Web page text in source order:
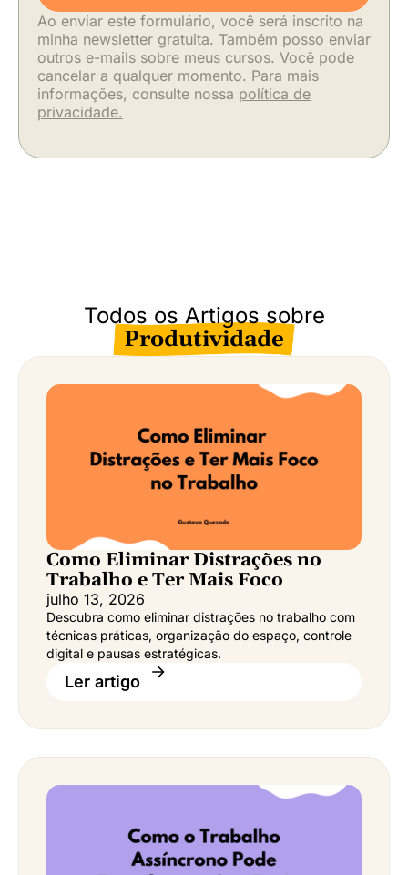
Ao enviar este formulário, você será inscrito na
minha newsletter gratuita. Também posso enviar
outros e-mails sobre meus cursos. Você pode
cancelar a qualquer momento. Para mais
informações, consulte nossa política de
privacidade.
Todos os Artigos sobre
Produtividade
Como Eliminar Distrações no
Trabalho e Ter Mais Foco
julho 13, 2026
Descubra como eliminar distrações no trabalho com
técnicas práticas, organização do espaço, controle
digital e pausas estratégicas.
Ler artigo